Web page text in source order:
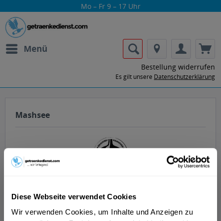
Diese Webseite verwendet Cookies
Wir verwenden Cookies, um Inhalte und Anzeigen zu
Mo – Fr 9 – 17 Uhr
Menü
Bestellung widerrufen
Es gilt unsere Datenschutzerklärung
Mashsee
Lass dir die Getränke von Mashsee nach